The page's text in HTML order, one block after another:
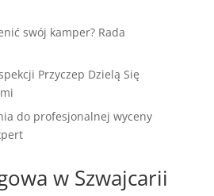
swój kamper? Rada
Przyczep Dzielą Się
do profesjonalnej wyceny
w Szwajcarii